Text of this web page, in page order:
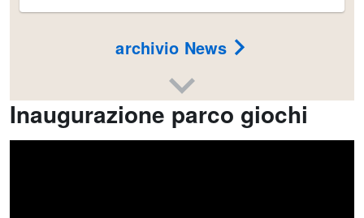
archivio News
Inaugurazione parco giochi